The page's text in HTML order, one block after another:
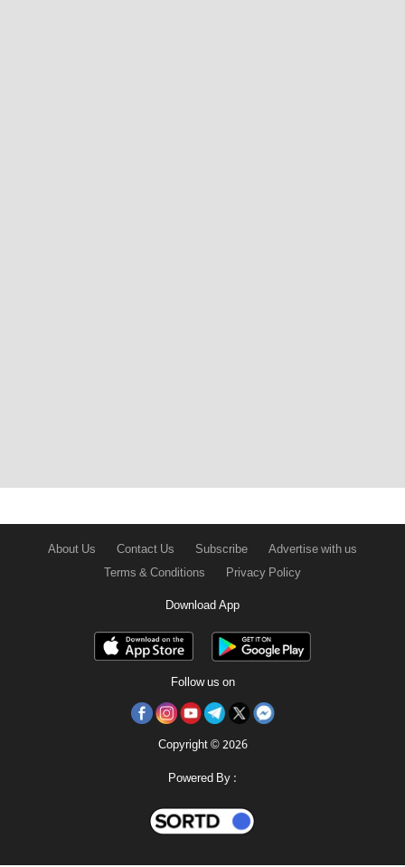
About Us Contact Us Subscribe
Advertise with us
Terms & Conditions
Privacy Policy
Download App
Follow us on
Copyright © 2026
Powered By :